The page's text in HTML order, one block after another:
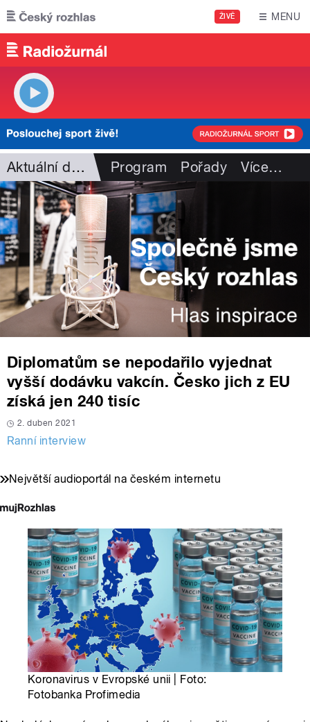
Přejít k hlavnímu obsahu
ŽIVĚ MENU
Aktuální dění Program Pořady Více…
Diplomatům se nepodařilo vyjednat
vyšší dodávku vakcín. Česko jich z EU
získá jen 240 tisíc
2. duben 2021
Ranní interview
Největší audioportál na českém internetu
Koronavirus v Evropské unii | Foto:
Fotobanka Profimedia